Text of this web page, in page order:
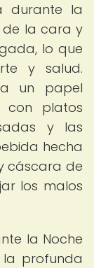
durante la
de la cara y
lo que
y salud.
un papel
con platos
y las
hecha
cáscara de
los malos
la Noche
la profunda